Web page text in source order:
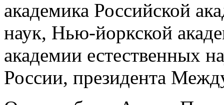
академика Российской
наук, Нью-йоркской
академии естественных
России, президента